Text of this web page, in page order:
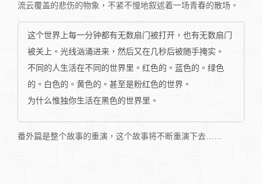
流云覆盖的悲伤的物象，不紧不慢地叙述着一场青春的散场。
这个世界上每一分钟都有无数扇门被打开，也有无数扇门
被关上。光线汹涌进来，然后又在几秒后被随手掩实。
不同的人生活在不同的世界里。红色的。蓝色的。绿色
的。白色的。黄色的。甚至是粉红色的世界。
为什么惟独你生活在黑色的世界里。
番外篇是整个故事的重演，这个故事将不断重演下去……